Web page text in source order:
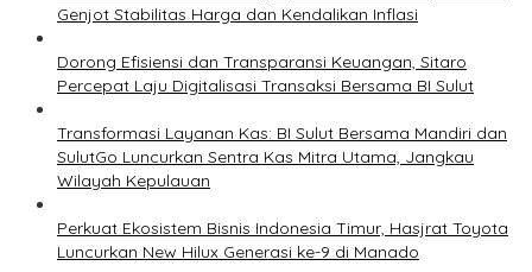
Genjot Stabilitas Harga dan Kendalikan Inflasi
Dorong Efisiensi dan Transparansi Keuangan, Sitaro
Percepat Laju Digitalisasi Transaksi Bersama BI Sulut
Transformasi Layanan Kas: BI Sulut Bersama Mandiri dan
SulutGo Luncurkan Sentra Kas Mitra Utama, Jangkau
Wilayah Kepulauan
Perkuat Ekosistem Bisnis Indonesia Timur, Hasjrat Toyota
Luncurkan New Hilux Generasi ke-9 di Manado